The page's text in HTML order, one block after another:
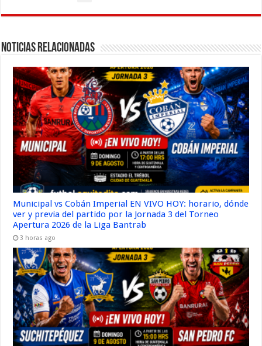
Noticias Relacionadas
Municipal vs Cobán Imperial EN VIVO HOY: horario, dónde
ver y previa del partido por la Jornada 3 del Torneo
Apertura 2026 de la Liga Bantrab
3 horas ago